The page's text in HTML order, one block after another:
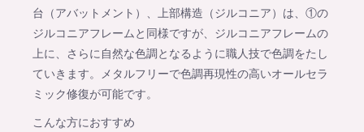
台（アバットメント）、上部構造（ジルコニア）は、①の
ジルコニアフレームと同様ですが、ジルコニアフレームの
上に、さらに自然な色調となるように職人技で色調をたし
ていきます。メタルフリーで色調再現性の高いオールセラ
ミック修復が可能です。
こんな方におすすめ